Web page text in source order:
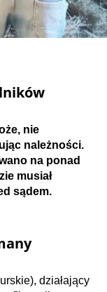
nie
należności.
na ponad
musiał
sądem.
działający